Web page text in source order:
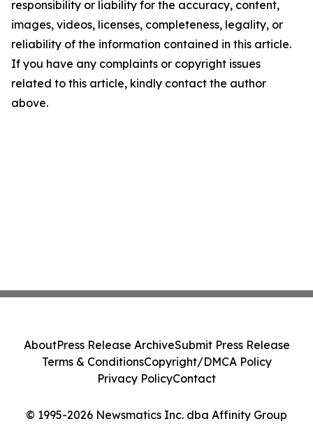
responsibility or liability for the accuracy, content,
images, videos, licenses, completeness, legality, or
reliability of the information contained in this article.
If you have any complaints or copyright issues
related to this article, kindly contact the author
above.
© 1995-2026 Newsmatics Inc. dba Affinity Group
AboutPress Release ArchiveSubmit Press Release
Terms & ConditionsCopyright/DMCA Policy
Privacy PolicyContact